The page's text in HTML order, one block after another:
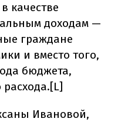
качестве
доходам —
граждане
и вместо того,
бюджета,
Ивановой,